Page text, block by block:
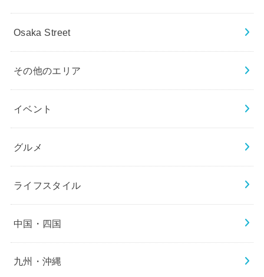
Osaka Street
その他のエリア
イベント
グルメ
ライフスタイル
中国・四国
九州・沖縄